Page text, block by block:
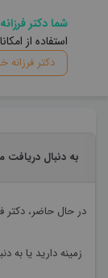
شما دکتر
استفاده از
دکتر فرزانه
به دنبال دریافت
در حال حاضر، دکتر
زمینه دارید یا به